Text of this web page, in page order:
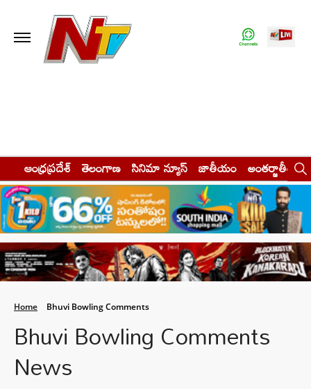
ఆంధ్రప్రదేశ్ తెలంగాణ సినిమా న్యూస్ జాతీయం అంతర్జాతీయం
Home Bhuvi Bowling Comments
Bhuvi Bowling Comments
News